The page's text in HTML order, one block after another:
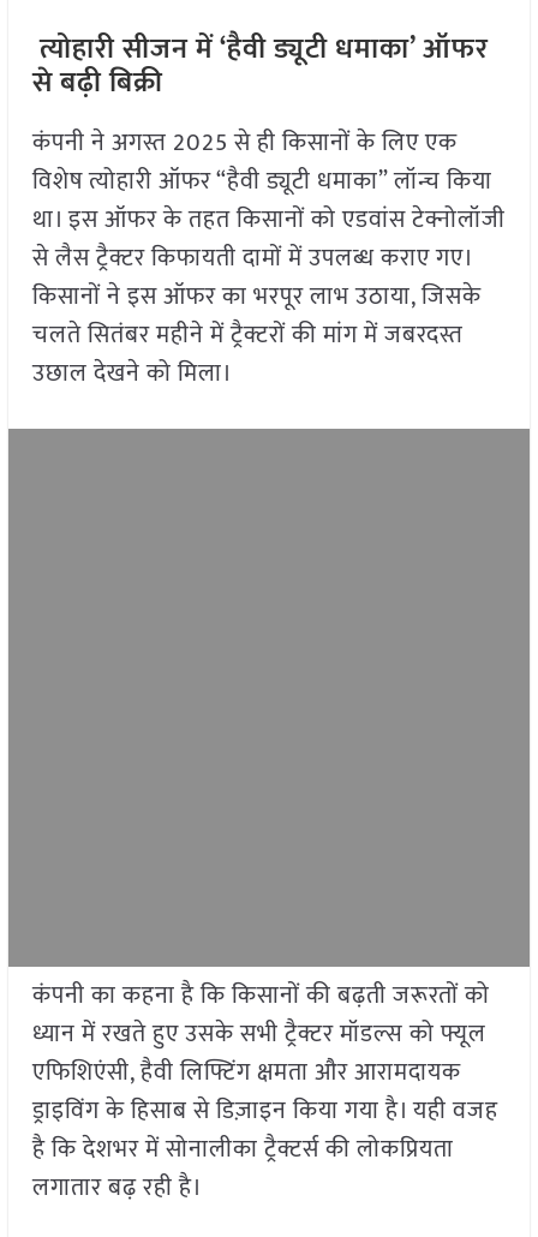
त्योहारी सीजन में ‘हैवी ड्यूटी धमाका’ ऑफर
से बढ़ी बिक्री
कंपनी ने अगस्त 2025 से ही किसानों के लिए एक
विशेष त्योहारी ऑफर “हैवी ड्यूटी धमाका” लॉन्च किया
था। इस ऑफर के तहत किसानों को एडवांस टेक्नोलॉजी
से लैस ट्रैक्टर किफायती दामों में उपलब्ध कराए गए।
किसानों ने इस ऑफर का भरपूर लाभ उठाया, जिसके
चलते सितंबर महीने में ट्रैक्टरों की मांग में जबरदस्त
उछाल देखने को मिला।
कंपनी का कहना है कि किसानों की बढ़ती जरूरतों को
ध्यान में रखते हुए उसके सभी ट्रैक्टर मॉडल्स को फ्यूल
एफिशिएंसी, हैवी लिफ्टिंग क्षमता और आरामदायक
ड्राइविंग के हिसाब से डिज़ाइन किया गया है। यही वजह
है कि देशभर में सोनालीका ट्रैक्टर्स की लोकप्रियता
लगातार बढ़ रही है।